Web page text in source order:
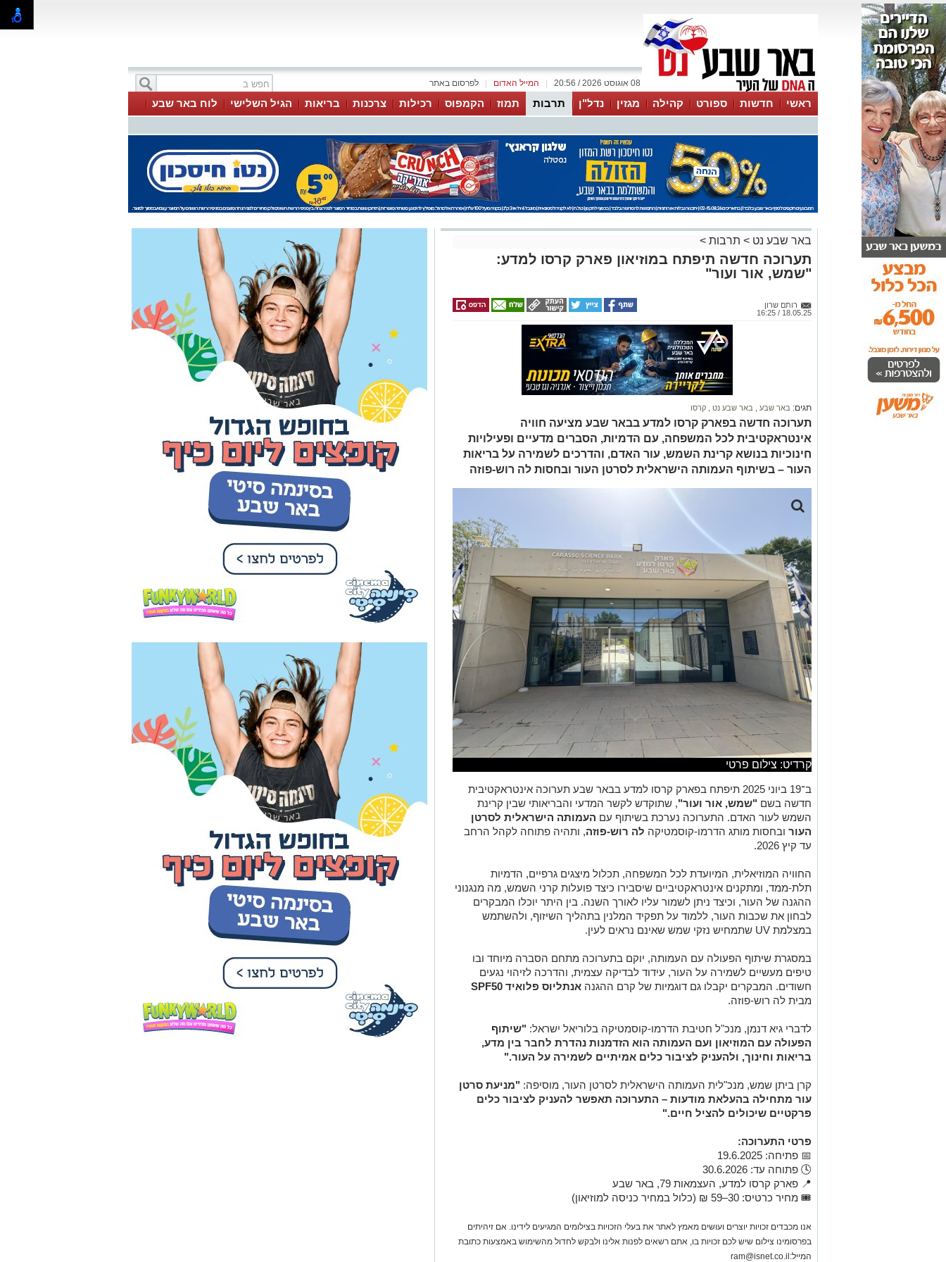
לפרסום באתר המייל האדום 08 אוגוסט 2026 / 20:56
ראשי חדשות ספורט קהילה מגזין נדל"ן תרבות תמוז הקמפוס רכילות צרכנות בריאות הגיל השלישי
לוח באר שבע
באר שבע נט > תרבות >
תערוכה חדשה תיפתח במוזיאון פארק קרסו למדע:
"שמש, אור ועור"
רותם שרון
18.05.25 / 16:25
תגים: באר שבע באר שבע נט קרסו
תערוכה חדשה בפארק קרסו למדע בבאר שבע מציעה חוויה
אינטראקטיבית לכל המשפחה, עם הדמיות, הסברים מדעיים ופעילויות
חינוכיות בנושא קרינת השמש, עור האדם, והדרכים לשמירה על בריאות
העור – בשיתוף העמותה הישראלית לסרטן העור ובחסות לה רוש-פוזה
קרדיט: צילום פרטי
ב־19 ביוני 2025 תיפתח בפארק קרסו למדע בבאר שבע תערוכה אינטראקטיבית
חדשה בשם "שמש, אור ועור", שתוקדש לקשר המדעי והבריאותי שבין קרינת
השמש לעור האדם. התערוכה נערכת בשיתוף עם העמותה הישראלית לסרטן
העור ובחסות מותג הדרמו-קוסמטיקה לה רוש-פוזה, ותהיה פתוחה לקהל הרחב
עד קיץ 2026.
החוויה המוזיאלית, המיועדת לכל המשפחה, תכלול מיצגים גרפיים, הדמיות
תלת-ממד, ומתקנים אינטראקטיביים שיסבירו כיצד פועלות קרני השמש, מה מנגנוני
ההגנה של העור, וכיצד ניתן לשמור עליו לאורך השנה. בין היתר יוכלו המבקרים
לבחון את שכבות העור, ללמוד על תפקיד המלנין בתהליך השיזוף, ולהשתמש
במצלמת UV שתמחיש נזקי שמש שאינם נראים לעין.
במסגרת שיתוף הפעולה עם העמותה, יוקם בתערוכה מתחם הסברה מיוחד ובו
טיפים מעשיים לשמירה על העור, עידוד לבדיקה עצמית, והדרכה לזיהוי נגעים
חשודים. המבקרים יקבלו גם דוגמיות של קרם ההגנה אנתליוס פלואיד SPF50
מבית לה רוש-פוזה.
לדברי גיא דנמן, מנכ"ל חטיבת הדרמו-קוסמטיקה בלוריאל ישראל: "שיתוף
הפעולה עם המוזיאון ועם העמותה הוא הזדמנות נהדרת לחבר בין מדע,
בריאות וחינוך, ולהעניק לציבור כלים אמיתיים לשמירה על העור."
קרן ביתן שמש, מנכ"לית העמותה הישראלית לסרטן העור, מוסיפה: "מניעת סרטן
עור מתחילה בהעלאת מודעות – התערוכה תאפשר להעניק לציבור כלים
פרקטיים שיכולים להציל חיים."
פרטי התערוכה:
📅 פתיחה: 19.6.2025
🕓 פתוחה עד: 30.6.2026
📍 פארק קרסו למדע, העצמאות 79, באר שבע
🎟️ מחיר כרטיס: 30–59 ₪ (כלול במחיר כניסה למוזיאון)
אנו מכבדים זכויות יוצרים ועושים מאמץ לאתר את בעלי הזכויות בצילומים המגיעים לידינו. אם זיהיתים
בפרסומינו צילום שיש לכם זכויות בו, אתם רשאים לפנות אלינו ולבקש לחדול מהשימוש באמצעות כתובת
המייל:ram@isnet.co.il